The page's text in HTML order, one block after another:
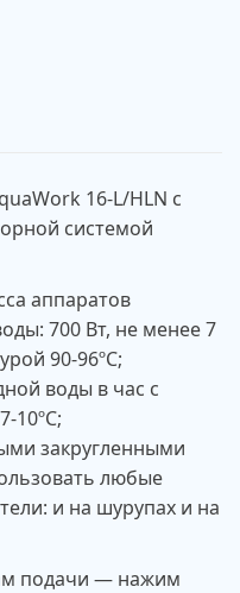
16-L/HLN с
системой
аппаратов
700 Вт, не менее 7
90-96ºС;
воды в час с
10ºС;
закругленными
любые
и на шурупах и на
подачи — нажим